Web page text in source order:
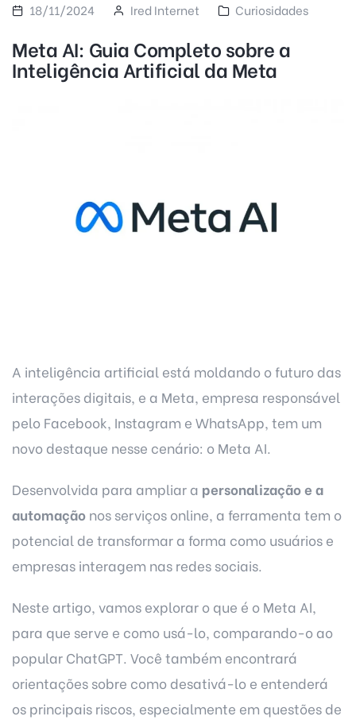
18/11/2024 Ired Internet Curiosidades
Meta AI: Guia Completo sobre a
Inteligência Artificial da Meta
A inteligência artificial está moldando o futuro das
interações digitais, e a Meta, empresa responsável
pelo Facebook, Instagram e WhatsApp, tem um
novo destaque nesse cenário: o Meta AI.
Desenvolvida para ampliar a personalização e a
automação nos serviços online, a ferramenta tem o
potencial de transformar a forma como usuários e
empresas interagem nas redes sociais.
Neste artigo, vamos explorar o que é o Meta AI,
para que serve e como usá-lo, comparando-o ao
popular ChatGPT. Você também encontrará
orientações sobre como desativá-lo e entenderá
os principais riscos, especialmente em questões de